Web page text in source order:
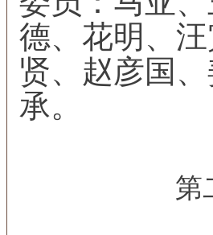
德、花明、
贤、赵彦国
承。
第